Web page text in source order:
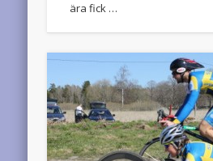
ära fick …